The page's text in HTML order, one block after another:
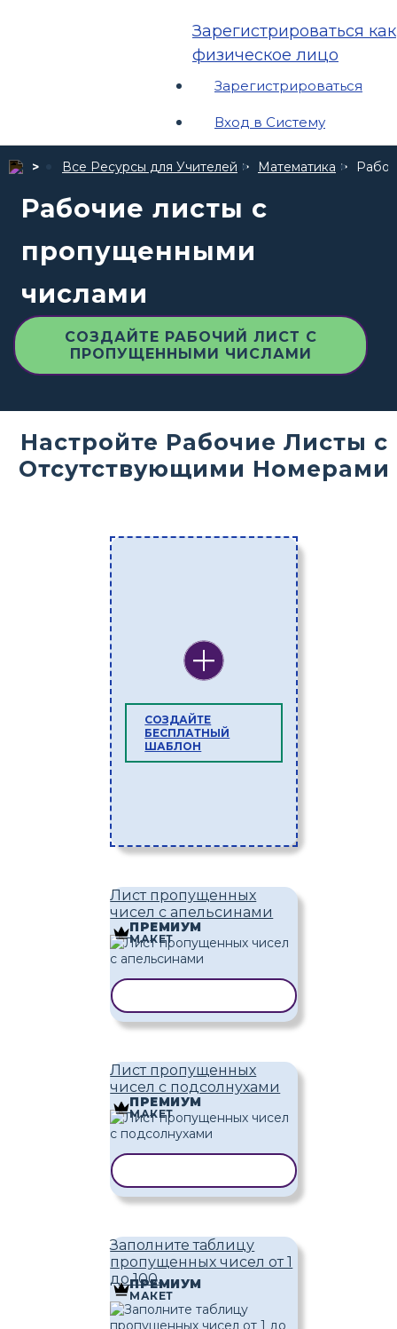
Зарегистрироваться как
физическое лицо
Зарегистрироваться
Вход в Систему
Все Ресурсы для Учителей Математика
Рабочие листы с
пропущенными
числами
СОЗДАЙТЕ РАБОЧИЙ ЛИСТ С
ПРОПУЩЕННЫМИ ЧИСЛАМИ
Настройте Рабочие Листы с
Отсутствующими Номерами
СОЗДАЙТЕ
БЕСПЛАТНЫЙ
ШАБЛОН
Лист пропущенных
чисел с апельсинами
ПРЕМИУМ
МАКЕТ
Лист пропущенных
чисел с подсолнухами
ПРЕМИУМ
МАКЕТ
Заполните таблицу
пропущенных чисел от 1
до 100.
ПРЕМИУМ
МАКЕТ